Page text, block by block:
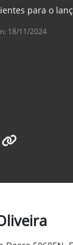
para o
18/11/2024